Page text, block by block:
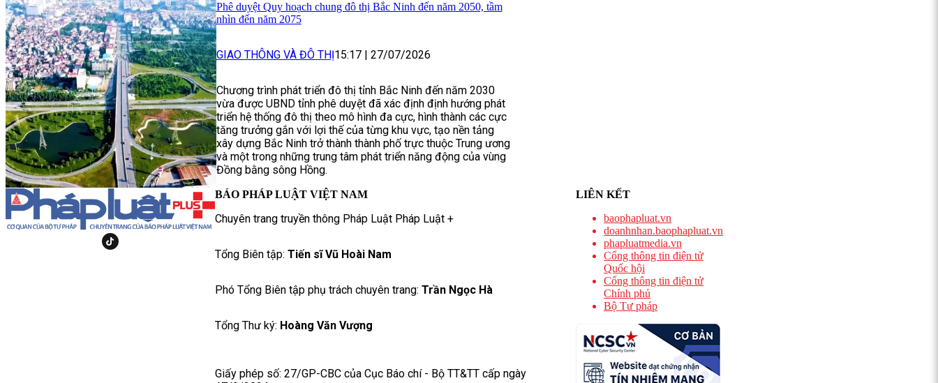
Phê duyệt Quy hoạch chung đô thị Bắc Ninh đến năm 2050, tầm
nhìn đến năm 2075
GIAO THÔNG VÀ ĐÔ THỊ15:17 27/07/2026
Chương trình phát triển đô thị tỉnh Bắc Ninh đến năm 2030
vừa được UBND tỉnh phê duyệt đã xác định định hướng phát
triển hệ thống đô thị theo mô hình đa cực, hình thành các cực
tăng trưởng gắn với lợi thế của từng khu vực, tạo nền tảng
xây dựng Bắc Ninh trở thành thành phố trực thuộc Trung ương
và một trong những trung tâm phát triển năng động của vùng
Đồng bằng sông Hồng.
BÁO PHÁP LUẬT VIỆT NAM
Chuyên trang truyền thông Pháp Luật Pháp Luật +
Tổng Biên tập: Tiến sĩ Vũ Hoài Nam
Phó Tổng Biên tập phụ trách chuyên trang: Trần Ngọc Hà
Tổng Thư ký: Hoàng Văn Vượng
Giấy phép số: 27/GP-CBC của Cục Báo chí - Bộ TT&TT cấp ngày
LIÊN KẾT
baophapluat.vn
doanhnhan.baophapluat.vn
phapluatmedia.vn
Cổng thông tin điện tử
Quốc hội
Cổng thông tin điện tử
Chính phủ
Bộ Tư pháp